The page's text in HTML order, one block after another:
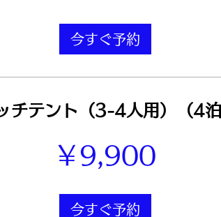
今すぐ予約
チテント（3-4人用）（4
￥9,900
今すぐ予約